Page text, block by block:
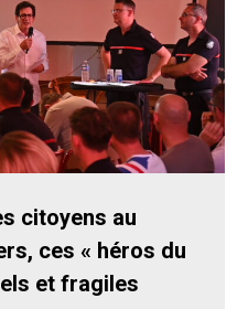
citoyens au
ces « héros du
et fragiles